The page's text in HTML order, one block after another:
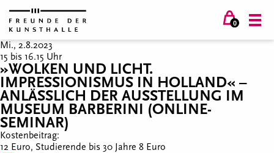
0
Mi., 2.8.2023
15 bis 16.15 Uhr
»WOLKEN UND LICHT.
IMPRESSIONISMUS IN HOLLAND« –
ANLÄSSLICH DER AUSSTELLUNG IM
MUSEUM BARBERINI (ONLINE-
SEMINAR)
Kostenbeitrag:
12 Euro, Studierende bis 30 Jahre 8 Euro